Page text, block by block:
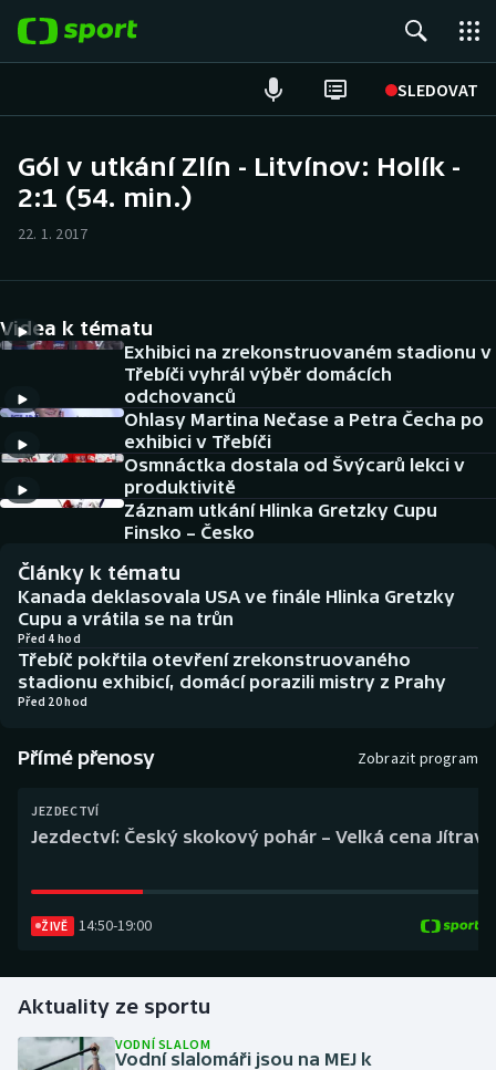
SLEDOVAT
Hokej
Cyklistika
DALŠÍ SPORTY
Americký fotbal
Baseball a softbal
Basketbal
Biatlon
Boby a skeleton
Dostihy
Futsal
Gymnastika
NEPŘEHLÉDNĚTE
Soutěže
Historické návraty
Aplikace ČT sport
AZ kvíz
Gól v utkání Zlín - Litvínov: Holík -
2:1 (54. min.)
22. 1. 2017
Videa k tématu
Exhibici na zrekonstruovaném stadionu v
Třebíči vyhrál výběr domácích
odchovanců
Ohlasy Martina Nečase a Petra Čecha po
exhibici v Třebíči
Osmnáctka dostala od Švýcarů lekci v
produktivitě
Záznam utkání Hlinka Gretzky Cupu
Finsko – Česko
Články k tématu
Kanada deklasovala USA ve finále Hlinka Gretzky
Cupu a vrátila se na trůn
Před 4 hod
Třebíč pokřtila otevření zrekonstruovaného
stadionu exhibicí, domácí porazili mistry z Prahy
Před 20 hod
Přímé přenosy Zobrazit program
JEZDECTVÍ
Jezdectví: Český skokový pohár – Velká cena Jítravy
ŽIVĚ 14:50-19:00
Aktuality ze sportu
VODNÍ SLALOM
Vodní slalomáři jsou na MEJ k